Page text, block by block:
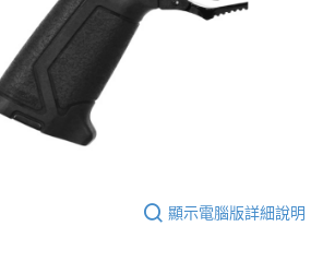
顯示電腦版詳細說明